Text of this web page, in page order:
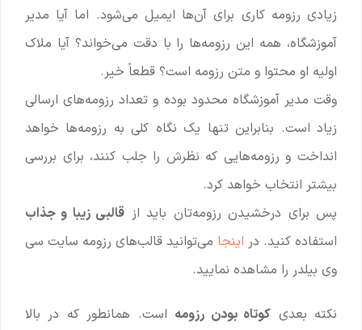
زیادی رزومه کاری برای آن‌ها ایمیل می‌شود. اما آیا مدیر
آموزشگاه، همه این رزومه‌ها را با دقت می‌خواند؟ آیا ملاک
اولیه او محتوا و متن رزومه است؟ قطعاً خیر.
وقت مدیر آموزشگاه محدود بوده و تعداد رزومه‌های ارسالی
زیاد است. بنابراین تنها یک نگاه کلی به رزومه‌ها خواهد
انداخت و رزومه‌هایی که نظرش را جلب کنند، برای بررسی
بیشتر انتخاب خواهد کرد.
پس برای درخشیدن رزومه‌تان باید از قالبی زیبا و جذاب
استفاده کنید. در اینجا می‌توانید قالب‌های رزومه سایت سی
وی بیلدر را مشاهده نمایید.
نکته بعدی کوتاه بودن رزومه است. همانطور که در بالا